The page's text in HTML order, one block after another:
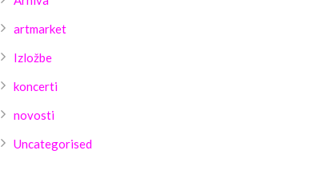
artmarket
Izložbe
koncerti
novosti
Uncategorised